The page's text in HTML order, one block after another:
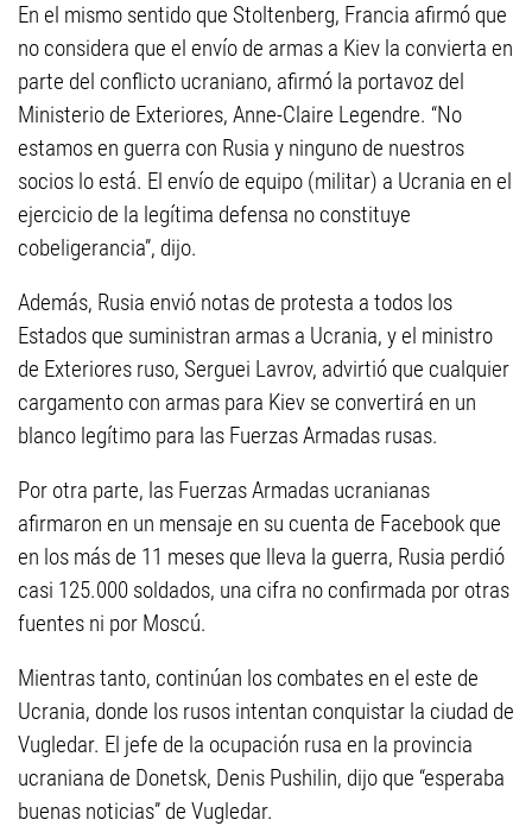
En el mismo sentido que Stoltenberg, Francia afirmó que
no considera que el envío de armas a Kiev la convierta en
parte del conflicto ucraniano, afirmó la portavoz del
Ministerio de Exteriores, Anne-Claire Legendre. “No
estamos en guerra con Rusia y ninguno de nuestros
socios lo está. El envío de equipo (militar) a Ucrania en el
ejercicio de la legítima defensa no constituye
cobeligerancia”, dijo.
Además, Rusia envió notas de protesta a todos los
Estados que suministran armas a Ucrania, y el ministro
de Exteriores ruso, Serguei Lavrov, advirtió que cualquier
cargamento con armas para Kiev se convertirá en un
blanco legítimo para las Fuerzas Armadas rusas.
Por otra parte, las Fuerzas Armadas ucranianas
afirmaron en un mensaje en su cuenta de Facebook que
en los más de 11 meses que lleva la guerra, Rusia perdió
casi 125.000 soldados, una cifra no confirmada por otras
fuentes ni por Moscú.
Mientras tanto, continúan los combates en el este de
Ucrania, donde los rusos intentan conquistar la ciudad de
Vugledar. El jefe de la ocupación rusa en la provincia
ucraniana de Donetsk, Denis Pushilin, dijo que “esperaba
buenas noticias” de Vugledar.